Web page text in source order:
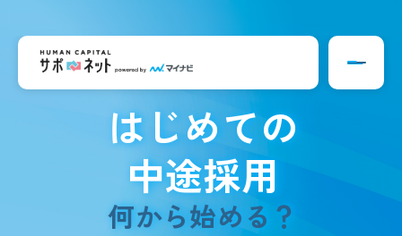
トップ
採用市場トレンド
採用計画・準備
採用ノウハウ
求人応募
はじめての
中途採用
何から始める？